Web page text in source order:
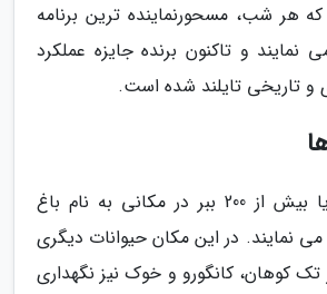
هر شب، مسحورنماینده ترین برنامه
نمایند و تاکنون برنده جایزه عملکرد
و تاریخی تایلند شده است.
در شمال شهر پاتایا بیش از 200 ببر در مکانی به نام باغ
نمایند. در این مکان حیوانات دیگری
تک کوهان، کانگورو و خوک نیز نگهداری